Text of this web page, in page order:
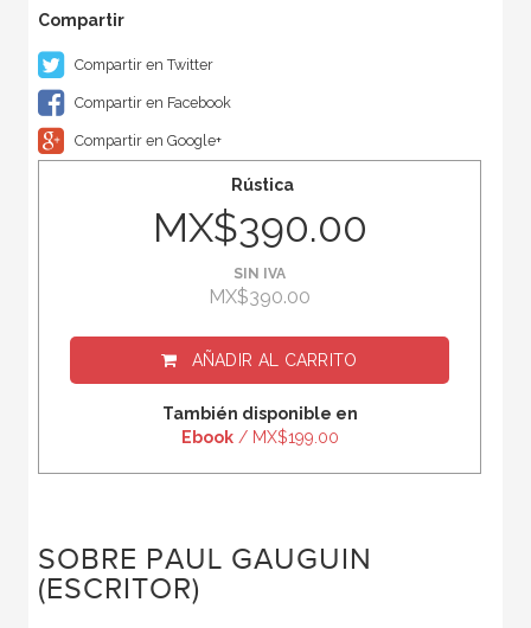
Compartir en Twitter
Compartir en Facebook
Compartir en Google+
Rústica
MX$390.00
SIN IVA
MX$390.00
AÑADIR AL CARRITO
También disponible en
Ebook/ MX$199.00
SOBRE PAUL GAUGUIN
(ESCRITOR)